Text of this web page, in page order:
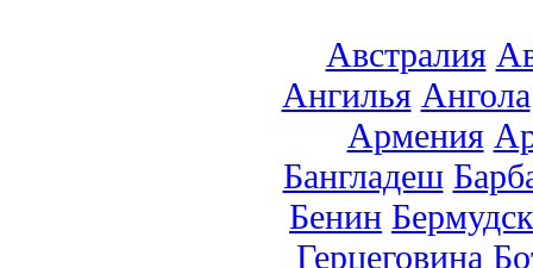
Австралия
Ангилья Ангола
Армения
Бангладеш
Бенин
Герцеговина